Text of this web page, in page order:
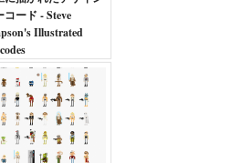
コード - Steve
Illustrated